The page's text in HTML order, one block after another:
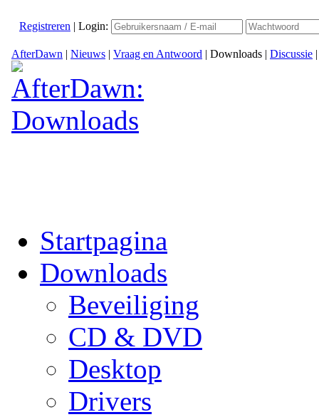
Registreren | Login:
AfterDawn | Nieuws | Vraag en Antwoord | Downloads | Discussie
Startpagina
Downloads
Beveiliging
CD & DVD
Desktop
Drivers